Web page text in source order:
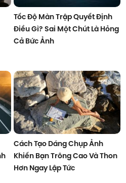
Tốc Độ Màn Trập Quyết Định
Điều Gì? Sai Một Chút Là Hỏng
Cả Bức Ảnh
Cách Tạo Dáng Chụp Ảnh
Khiến Bạn Trông Cao Và Thon
Hơn Ngay Lập Tức